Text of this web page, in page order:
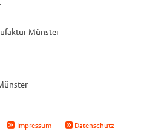
Münster
Impressum Datenschutz